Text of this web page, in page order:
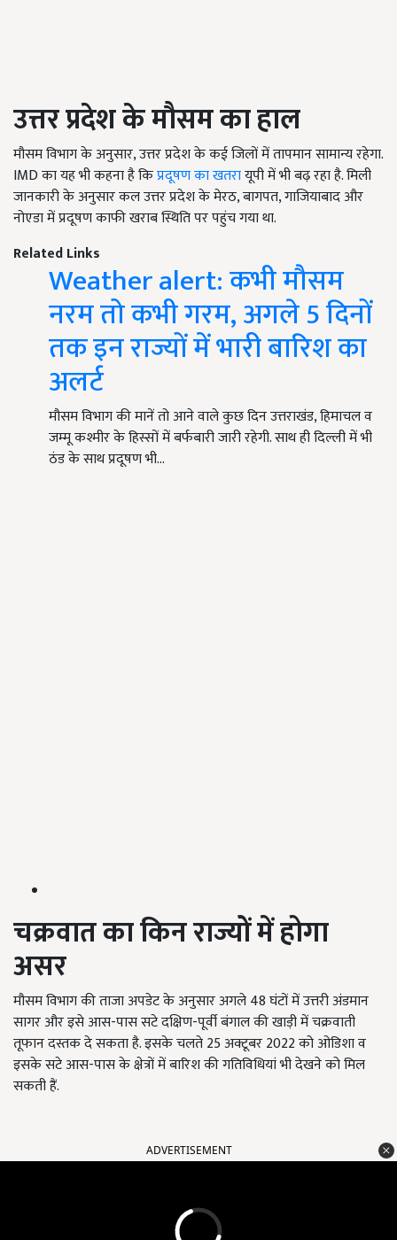
उत्तर प्रदेश के मौसम का हाल
मौसम विभाग के अनुसार, उत्तर प्रदेश के कई जिलों में तापमान सामान्य रहेगा.
IMD का यह भी कहना है किप्रदूषण का खतरायूपी में भी बढ़ रहा है. मिली
जानकारी के अनुसार कल उत्तर प्रदेश के मेरठ, बागपत, गाजियाबाद और
नोएडा में प्रदूषण काफी खराब स्थिति पर पहुंच गया था.
Related Links
Weather alert: कभी मौसम
नरम तो कभी गरम, अगले 5 दिनों
तक इन राज्यों में भारी बारिश का
अलर्ट
मौसम विभाग की मानें तो आने वाले कुछ दिन उत्तराखंड, हिमाचल व
जम्मू कश्मीर के हिस्सों में बर्फबारी जारी रहेगी. साथ ही दिल्ली में भी
ठंड के साथ प्रदूषण भी…
चक्रवात का किन राज्यों में होगा
असर
मौसम विभाग की ताजा अपडेट के अनुसार अगले 48 घंटों में उत्तरी अंडमान
सागर और इसे आस-पास सटे दक्षिण-पूर्वी बंगाल की खाड़ी में चक्रवाती
तूफान दस्तक दे सकता है. इसके चलते 25 अक्टूबर 2022 को ओडिशा व
इसके सटे आस-पास के क्षेत्रों में बारिश की गतिविधियां भी देखने को मिल
सकती हैं.
ADVERTISEMENT